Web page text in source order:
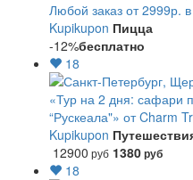
Любой заказ от 2999р.
Kupikupon Пицца
-12%бесплатно
18
«Тур на 2 дня: сафари
“Рускеала"» от Charm
Kupikupon
12900 руб 1380руб
18